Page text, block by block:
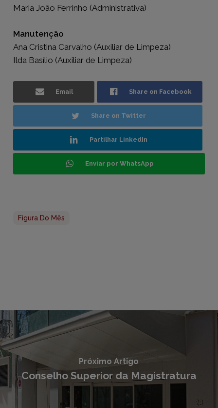
Maria João Ferrinho (Administrativa)
Manutenção
Ana Cristina Carvalho (Auxiliar de Limpeza)
Ilda Basílio (Auxiliar de Limpeza)
Email Share on Facebook
Share on Twitter
Partilhar LinkedIn
Enviar por WhatsApp
Figura Do Mês
Próximo Artigo
Conselho Superior da Magistratura